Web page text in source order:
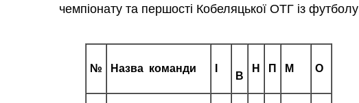
чемпіонату та першості Кобеляцької ОТГ із футболу
№ Назва команди
В
Н П М О